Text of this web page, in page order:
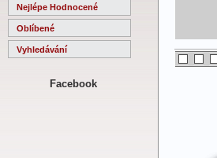
Nejlépe Hodnocené
Oblíbené
Vyhledávání
Facebook